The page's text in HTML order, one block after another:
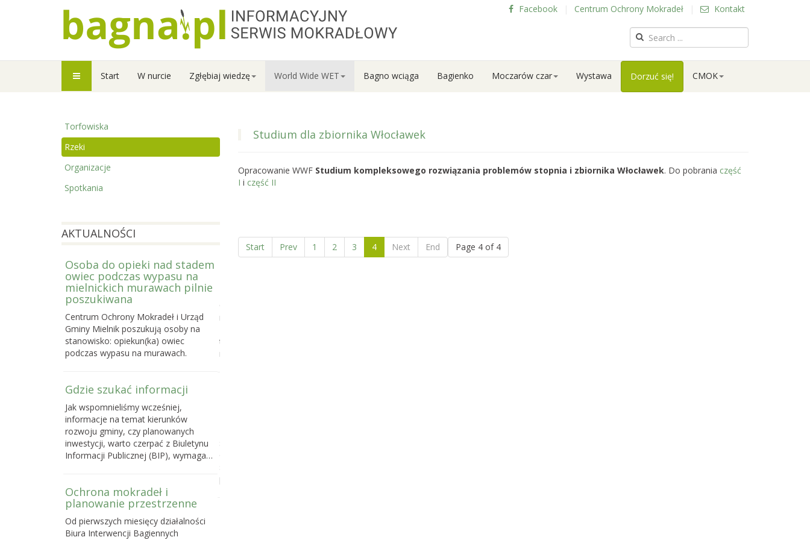
Facebook | Centrum Ochrony Mokradeł | Kontakt
Start W nurcie Zgłębiaj wiedzę World Wide WET Bagno wciąga Bagienko Moczarów czar Wystawa Dorzuć się! CMOK
Studium dla zbiornika Włocławek
Opracowanie WWF Studium kompleksowego rozwiązania problemów stopnia i zbiornika Włocławek. Do pobrania część
I i część II
Page 4 of 4
Start Prev 1 2 3 4 Next End
Torfowiska
Rzeki
Organizacje
Spotkania
AKTUALNOŚCI
Osoba do opieki nad stadem
owiec podczas wypasu na
mielnickich murawach pilnie
poszukiwana
Centrum Ochrony Mokradeł i Urząd
Gminy Mielnik poszukują osoby na
stanowisko: opiekun(ka) owiec
podczas wypasu na murawach.
Gdzie szukać informacji
Jak wspomnieliśmy wcześniej,
informacje na temat kierunków
rozwoju gminy, czy planowanych
inwestycji, warto czerpać z Biuletynu
Informacji Publicznej (BIP), wymaga…
Ochrona mokradeł i
planowanie przestrzenne
Od pierwszych miesięcy działalności
Biura Interwencji Bagiennych
Centrum Ochrony Mokradeł otwiera
nabór do trzeciej edycji Letniej Szkoły
terenowego kursu ekologii i ochrony
mokradeł, która…
o ochronie przyrody dającej
powstawania…